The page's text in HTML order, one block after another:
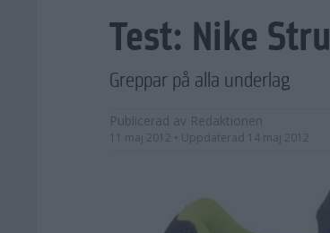
Test: Nike
Greppar på alla underlag
Publicerad av Redaktionen
11 maj 2012 • Uppdaterad 14 maj 2012